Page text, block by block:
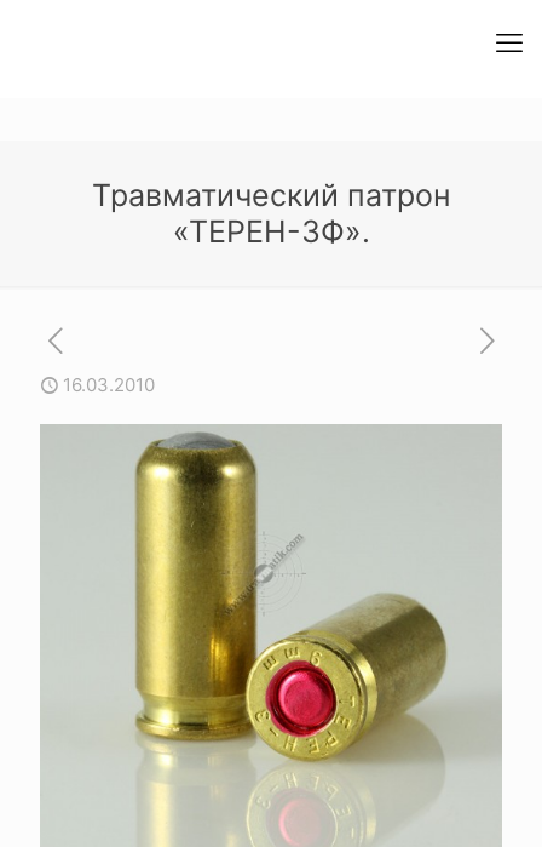
Травматический патрон
«ТЕРЕН-3Ф».
16.03.2010